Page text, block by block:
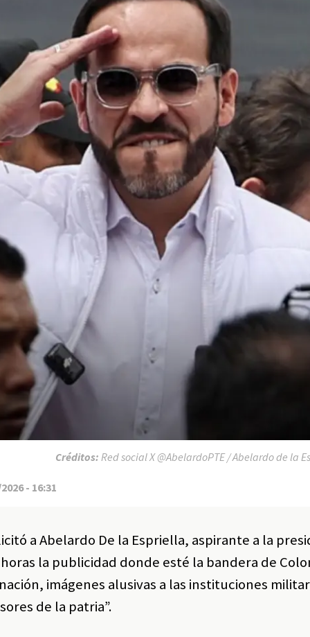
- 16:31
Créditos: Red social X @AbelardoPTE / Abelardo de
a Abelardo De la Espriella, aspirante a la
la publicidad donde esté la bandera de
imágenes alusivas a las instituciones
de la patria”.